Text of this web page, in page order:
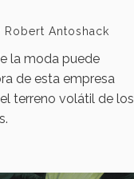
Robert Antoshack
la moda puede
de esta empresa
terreno volátil de los